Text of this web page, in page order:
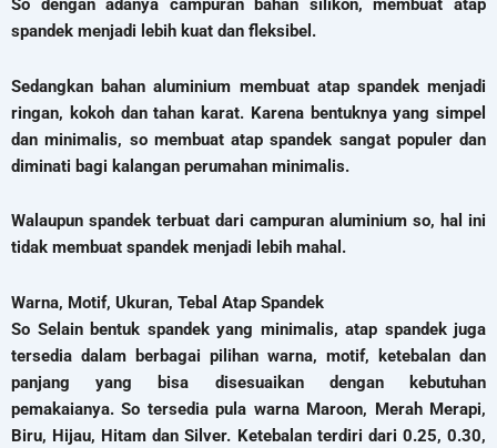
So dengan adanya campuran bahan silikon, membuat atap
spandek menjadi lebih kuat dan fleksibel.
Sedangkan bahan aluminium membuat atap spandek menjadi
ringan, kokoh dan tahan karat. Karena bentuknya yang simpel
dan minimalis, so membuat atap spandek sangat populer dan
diminati bagi kalangan perumahan minimalis.
Walaupun spandek terbuat dari campuran aluminium so, hal ini
tidak membuat spandek menjadi lebih mahal.
Warna, Motif, Ukuran, Tebal Atap Spandek
So Selain bentuk spandek yang minimalis, atap spandek juga
tersedia dalam berbagai pilihan warna, motif, ketebalan dan
panjang yang bisa disesuaikan dengan kebutuhan
pemakaianya. So tersedia pula warna Maroon, Merah Merapi,
Biru, Hijau, Hitam dan Silver. Ketebalan terdiri dari 0.25, 0.30,